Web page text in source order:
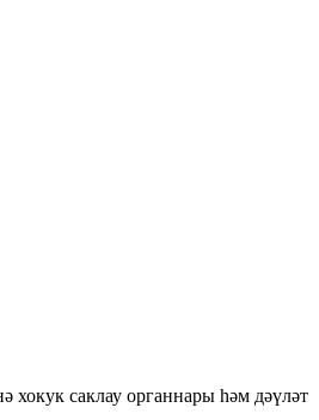
хокук саклау органнары һәм дәүләт